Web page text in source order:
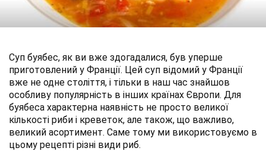
Суп буябес, як ви вже здогадалися, був уперше
приготовлений у Франції. Цей суп відомий у Франції
вже не одне століття, і тільки в наш час знайшов
особливу популярність в інших країнах Європи. Для
буябеса характерна наявність не просто великої
кількості риби і креветок, але також, що важливо,
великий асортимент. Саме тому ми використовуємо в
цьому рецепті різні види риб.